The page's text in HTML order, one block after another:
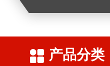
产品分类